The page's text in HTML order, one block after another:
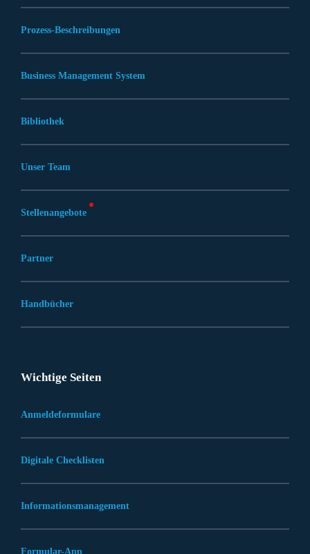
Prozess-Beschreibungen
Business Management System
Bibliothek
Unser Team
Stellenangebote
Partner
Handbücher
Wichtige Seiten
Anmeldeformulare
Digitale Checklisten
Informationsmanagement
Formular-App